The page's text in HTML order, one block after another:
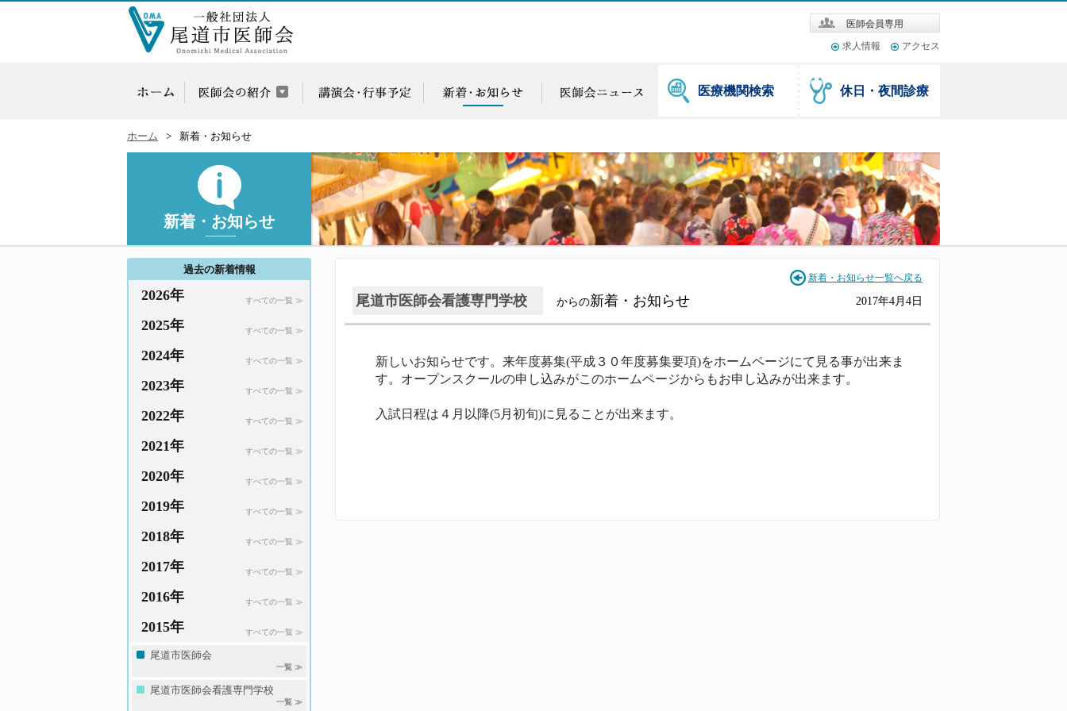
医師会員専用
アクセス
求人情報
医療機関検索 休日・夜間診療
ホーム 新着・お知らせ
新着・お知らせ
新着・お知らせ一覧へ戻る
尾道市医師会看護専門学校 からの新着・お知らせ 2017年4月4日
新しいお知らせです。来年度募集(平成３０年度募集要項)をホームページにて見る事が出来ま
す。オープンスクールの申し込みがこのホームページからもお申し込みが出来ます。
入試日程は４月以降(5月初旬)に見ることが出来ます。
過去の新着情報
2026年 すべての一覧 ≫
2025年 すべての一覧 ≫
2024年 すべての一覧 ≫
2023年 すべての一覧 ≫
2022年 すべての一覧 ≫
2021年 すべての一覧 ≫
2020年 すべての一覧 ≫
2019年 すべての一覧 ≫
2018年 すべての一覧 ≫
2017年 すべての一覧 ≫
2016年 すべての一覧 ≫
2015年 すべての一覧 ≫
尾道市医師会
一覧 ≫
尾道市医師会看護専門学校
一覧 ≫